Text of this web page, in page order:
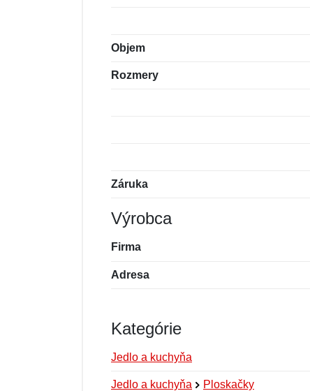
Objem
Rozmery
Záruka
Výrobca
Firma
Adresa
Kategórie
Jedlo a kuchyňa
Jedlo a kuchyňa Ploskačky